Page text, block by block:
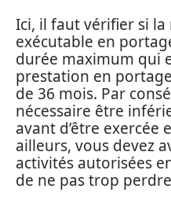
Ici, il faut vérifier si
exécutable en
durée maximum qui
prestation en
de 36 mois. Par
nécessaire être
avant d’être exercée
ailleurs, vous devez
activités autorisées
de ne pas trop